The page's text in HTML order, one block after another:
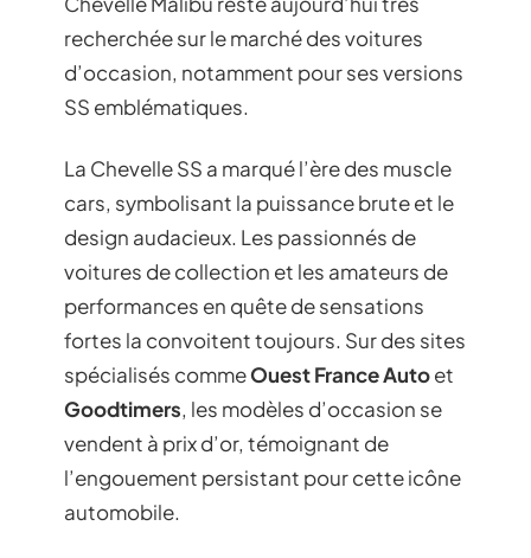
recherchée sur le marché des voitures
d’occasion, notamment pour ses versions
SS emblématiques.
La Chevelle SS a marqué l’ère des muscle
cars, symbolisant la puissance brute et le
design audacieux. Les passionnés de
voitures de collection et les amateurs de
performances en quête de sensations
fortes la convoitent toujours. Sur des sites
spécialisés commeOuest France Autoet
Goodtimers, les modèles d’occasion se
vendent à prix d’or, témoignant de
l’engouement persistant pour cette icône
automobile.